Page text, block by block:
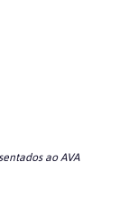
ao AVA